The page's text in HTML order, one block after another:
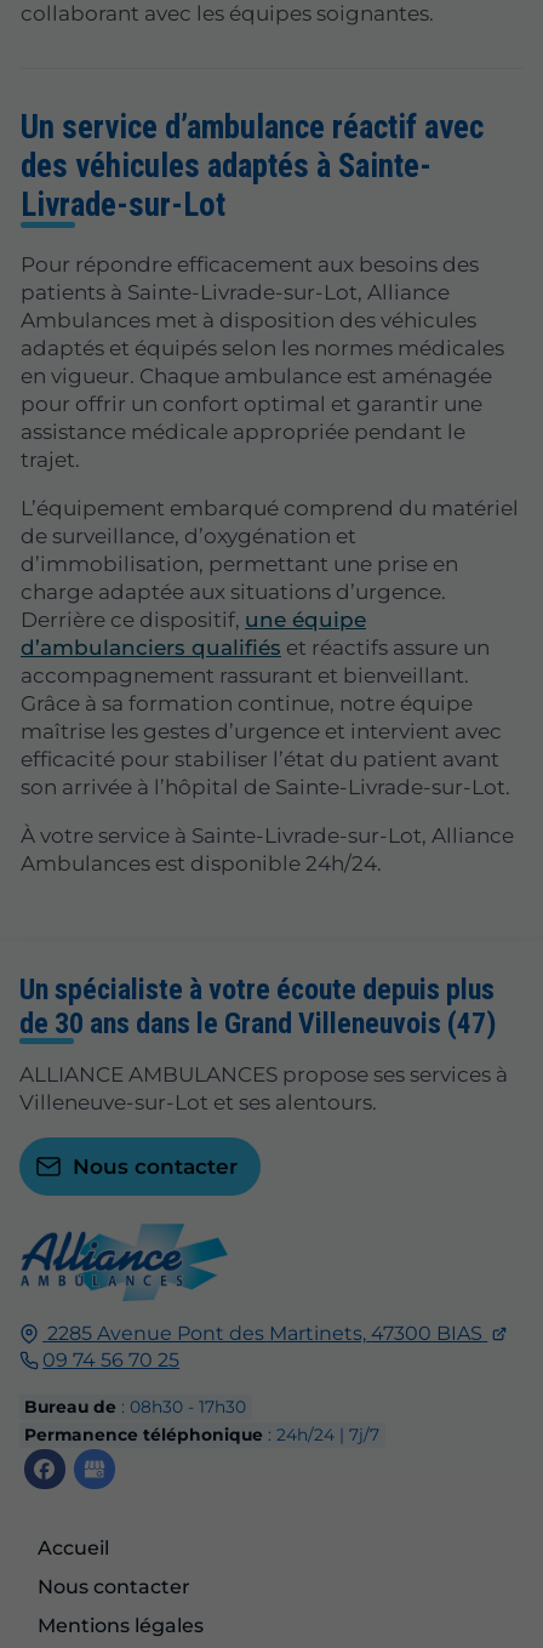
collaborant avec les équipes soignantes.
Un service d’ambulance réactif avec
des véhicules adaptés à Sainte-
Livrade-sur-Lot
Pour répondre efficacement aux besoins des
patients à Sainte-Livrade-sur-Lot, Alliance
Ambulances met à disposition des véhicules
adaptés et équipés selon les normes médicales
en vigueur. Chaque ambulance est aménagée
pour offrir un confort optimal et garantir une
assistance médicale appropriée pendant le
trajet.
L’équipement embarqué comprend du matériel
de surveillance, d’oxygénation et
d’immobilisation, permettant une prise en
charge adaptée aux situations d’urgence.
Derrière ce dispositif, une équipe
d’ambulanciers qualifiés et réactifs assure un
accompagnement rassurant et bienveillant.
Grâce à sa formation continue, notre équipe
maîtrise les gestes d’urgence et intervient avec
efficacité pour stabiliser l’état du patient avant
son arrivée à l’hôpital de Sainte-Livrade-sur-Lot.
À votre service à Sainte-Livrade-sur-Lot, Alliance
Ambulances est disponible 24h/24.
2285 Avenue Pont des Martinets, 47300 BIAS
09 74 56 70 25
Bureau de : 08h30 - 17h30
Permanence téléphonique : 24h/24 | 7j/7
Accueil
Nous contacter
Mentions légales
Un spécialiste à votre écoute depuis plus
de 30 ans dans le Grand Villeneuvois (47)
ALLIANCE AMBULANCES propose ses services à
Villeneuve-sur-Lot et ses alentours.
Nous contacter